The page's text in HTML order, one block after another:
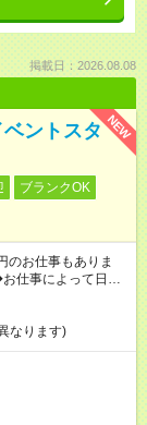
掲載日：2026.08.08
NEW
ントスタ
ブランクOK
お仕事もありま
事によって日給も
なります)